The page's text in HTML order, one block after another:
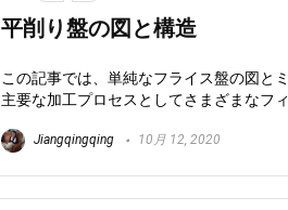
平削り盤の図と構造
この記事では、単純なフライス盤の図と
主要な加工プロセスとしてさまざまなフ
Jiangqingqing 10月 12, 2020